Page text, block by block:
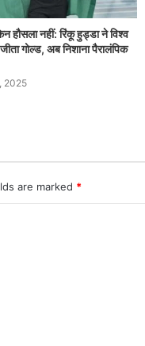
हौसला नहीं: रिंकू हुड्डा ने विश्व
गोल्ड, अब निशाना पैरालंपिक
2025
are marked *